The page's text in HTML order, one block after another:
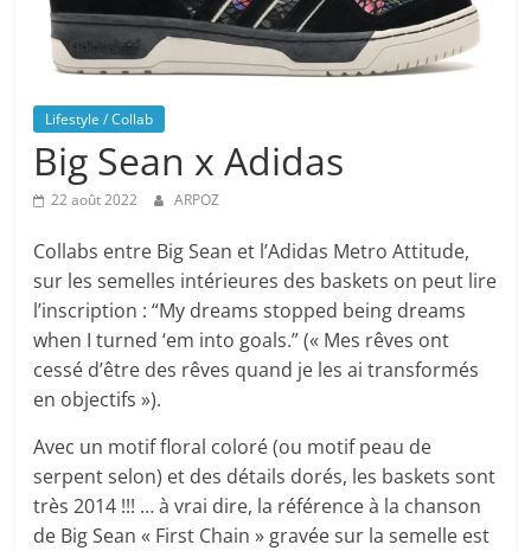
Lifestyle / Collab
Big Sean x Adidas
22 août 2022 ARPOZ
Collabs entre Big Sean et l’Adidas Metro Attitude,
sur les semelles intérieures des baskets on peut lire
l’inscription : “My dreams stopped being dreams
when I turned ‘em into goals.” (« Mes rêves ont
cessé d’être des rêves quand je les ai transformés
en objectifs »).
Avec un motif floral coloré (ou motif peau de
serpent selon) et des détails dorés, les baskets sont
très 2014 !!! … à vrai dire, la référence à la chanson
de Big Sean « First Chain » gravée sur la semelle est